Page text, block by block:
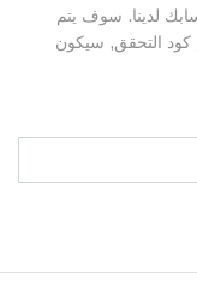
لدينا. سوف يتم
كود التحقق, سيكون